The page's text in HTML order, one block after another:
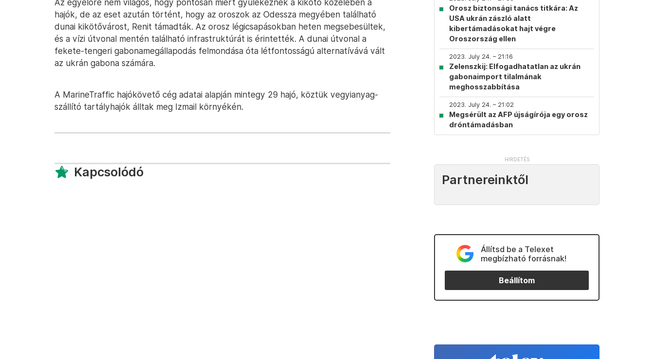
Az egyelőre nem világos, hogy pontosan miért gyülekeznek a kikötő közelében a
hajók, de az eset azután történt, hogy az oroszok az Odessza megyében található
dunai kikötővárost, Renit támadták. Az orosz légicsapásokban heten megsebesültek,
és a vízi útvonal mentén található infrastruktúrát is érintették. A dunai útvonal a
fekete-tengeri gabonamegállapodás felmondása óta létfontosságú alternatívává vált
az ukrán gabona számára.
A MarineTraffic hajókövető cég adatai alapján mintegy 29 hajó, köztük vegyianyag-
szállító tartályhajók álltak meg Izmail környékén.
Kapcsolódó
Orosz biztonsági tanács titkára: Az
USA ukrán zászló alatt
kibertámadásokat hajt végre
Oroszország ellen
2023. July 24. – 21:16
Zelenszkij: Elfogadhatatlan az ukrán
gabonaimport tilalmának
meghosszabbítása
2023. July 24. – 21:02
Megsérült az AFP újságírója egy orosz
dróntámadásban
Partnereinktől
Állítsd be a Telexet
megbízható forrásnak!
Beállítom